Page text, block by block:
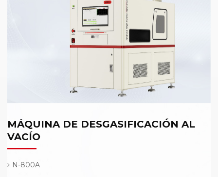
MÁQUINA DE DESGASIFICACIÓN AL
VACÍO
N-800A